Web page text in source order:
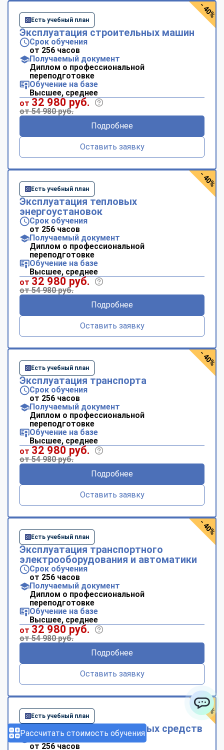
Рассчитать стоимость обучения
Есть учебный план
Эксплуатация строительных машин
Срок обучения
от 256 часов
Получаемый документ
Диплом о профессиональной
переподготовке
Обучение на базе
Высшее, среднее
от 32 980 руб.
от 54 980 руб.
Подробнее
Оставить заявку
- 40%
Есть учебный план
Эксплуатация тепловых
энергоустановок
Срок обучения
от 256 часов
Получаемый документ
Диплом о профессиональной
переподготовке
Обучение на базе
Высшее, среднее
от 32 980 руб.
от 54 980 руб.
Подробнее
Оставить заявку
- 40%
Есть учебный план
Эксплуатация транспорта
Срок обучения
от 256 часов
Получаемый документ
Диплом о профессиональной
переподготовке
Обучение на базе
Высшее, среднее
от 32 980 руб.
от 54 980 руб.
Подробнее
Оставить заявку
- 40%
Есть учебный план
Эксплуатация транспортного
электрооборудования и автоматики
Срок обучения
от 256 часов
Получаемый документ
Диплом о профессиональной
переподготовке
Обучение на базе
Высшее, среднее
от 32 980 руб.
от 54 980 руб.
Подробнее
Оставить заявку
- 40%
Есть учебный план
Эксплуатация транспортных средств
Срок обучения
от 256 часов
- 40%
Свяжитесь с нами через любой удобный мессенджер!
Telegram WhatsApp
Vkontakte
Max